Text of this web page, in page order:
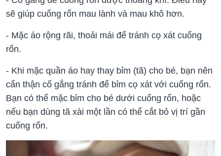
sẽ giúp cuống rốn mau lành và mau khô hơn.
- Mặc áo rộng rãi, thoải mái để tránh cọ xát cuống
rốn.
- Khi mặc quần áo hay thay bỉm (tã) cho bé, bạn nên
cẩn thận cố gắng tránh để bỉm cọ xát với cuống rốn.
Bạn có thể mặc bỉm cho bé dưới cuống rốn, hoặc
nếu bạn dùng tã xài một lần có thể cắt bỏ vị trí gần
cuống rốn.